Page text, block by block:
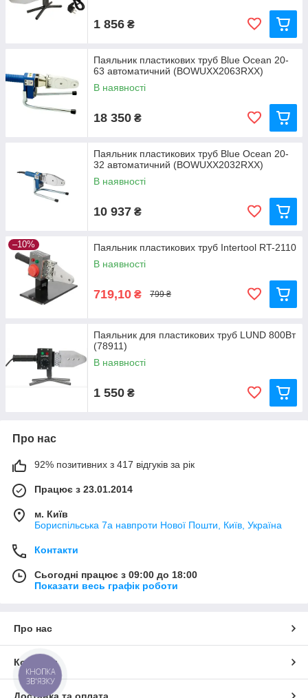
1 856 ₴
Паяльник пластикових труб Blue Ocean 20-
63 автоматичний (BOWUXX2063RXX)
В наявності
18 350 ₴
Паяльник пластикових труб Blue Ocean 20-
32 автоматичний (BOWUXX2032RXX)
В наявності
10 937 ₴
–10%
Паяльник пластикових труб Intertool RT-2110
В наявності
719,10 ₴ 799 ₴
Паяльник для пластикових труб LUND 800Вт
(78911)
В наявності
1 550 ₴
Про нас
92% позитивних з 417 відгуків за рік
Працює з 23.01.2014
м. Київ
Бориспільська 7а навпроти Нової Пошти, Київ, Україна
Контакти
Сьогодні працює з 09:00 до 18:00
Показати весь графік роботи
Про нас
Контакти
КНОПКА
ЗВ'ЯЗКУ